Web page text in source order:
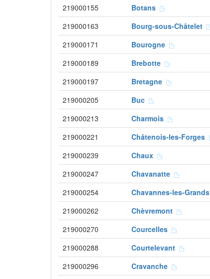
219000155 Botans
219000163 Bourg-sous-Châtelet
219000171 Bourogne
219000189 Brebotte
219000197 Bretagne
219000205 Buc
219000213 Charmois
219000221 Châtenois-les-Forges
219000239 Chaux
219000247 Chavanatte
219000254 Chavannes-les-Grands
219000262 Chèvremont
219000270 Courcelles
219000288 Courtelevant
219000296 Cravanche